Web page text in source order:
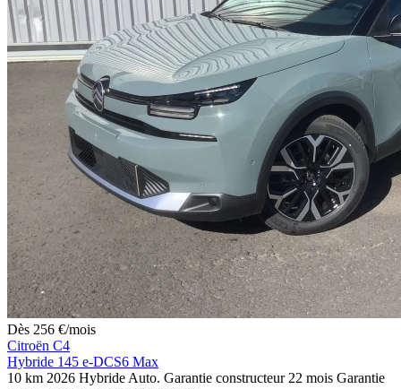
Dès 256 €/mois
Citroën C4
Hybride 145 e-DCS6 Max
10 km 2026 Hybride Auto. Garantie constructeur 22 mois Garantie